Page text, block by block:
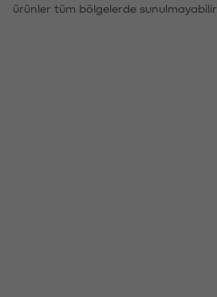
ürünler tüm bölgelerde sunulmayabilir.